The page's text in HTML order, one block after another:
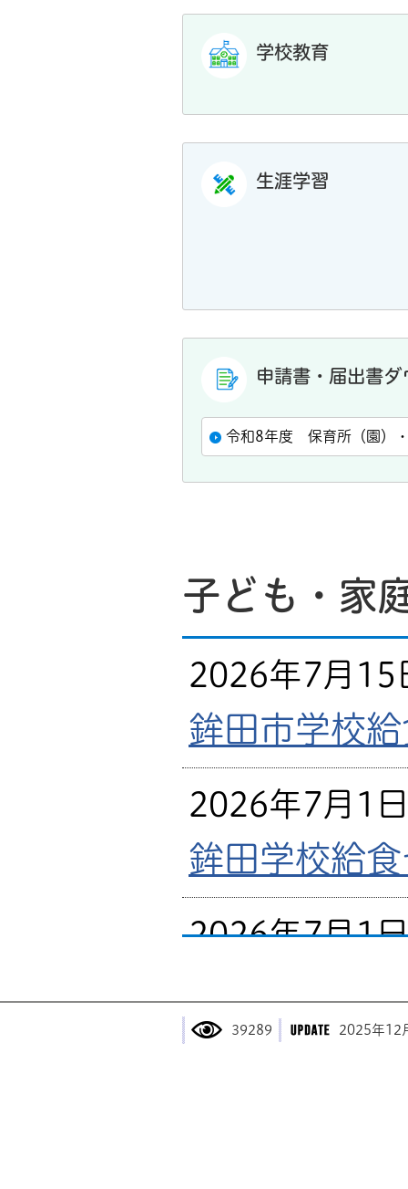
学校教育
生涯学習
申請書・届出書ダ
令和8年度 保育所（園）
子ども・家
2026年7月15
鉾田市学校
2026年7月1
鉾田学校給
2026年7月1
39289 2025年12